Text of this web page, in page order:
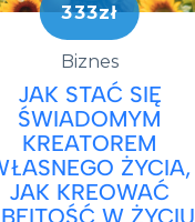
333zł
Biznes
JAK STAĆ SIĘ
ŚWIADOMYM
KREATOREM
ŻYCIA,
JAK KREOWAĆ
W ŻYCIU